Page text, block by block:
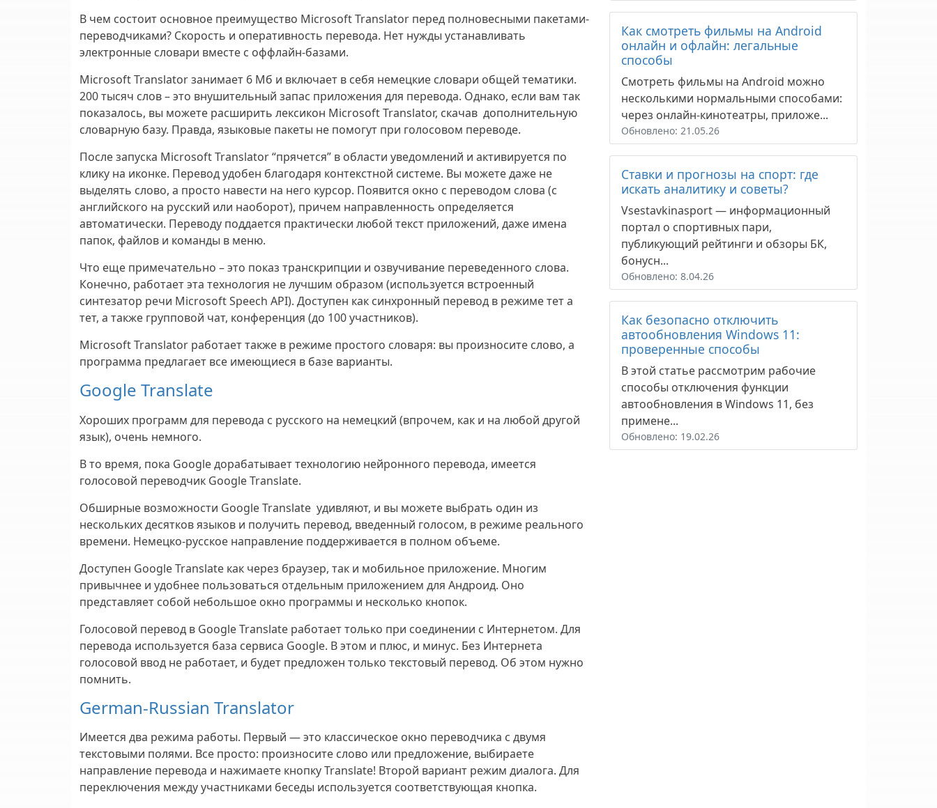
В чем состоит основное преимущество Microsoft Translator перед полновесными пакетами-
переводчиками? Скорость и оперативность перевода. Нет нужды устанавливать
электронные словари вместе с оффлайн-базами.
Microsoft Translator занимает 6 Мб и включает в себя немецкие словари общей тематики.
200 тысяч слов – это внушительный запас приложения для перевода. Однако, если вам так
показалось, вы можете расширить лексикон Microsoft Translator, скачав дополнительную
словарную базу. Правда, языковые пакеты не помогут при голосовом переводе.
После запуска Microsoft Translator “прячется” в области уведомлений и активируется по
клику на иконке. Перевод удобен благодаря контекстной системе. Вы можете даже не
выделять слово, а просто навести на него курсор. Появится окно с переводом слова (с
английского на русский или наоборот), причем направленность определяется
автоматически. Переводу поддается практически любой текст приложений, даже имена
папок, файлов и команды в меню.
Что еще примечательно – это показ транскрипции и озвучивание переведенного слова.
Конечно, работает эта технология не лучшим образом (используется встроенный
синтезатор речи Microsoft Speech API). Доступен как синхронный перевод в режиме тет а
тет, а также групповой чат, конференция (до 100 участников).
Microsoft Translator работает также в режиме простого словаря: вы произносите слово, а
программа предлагает все имеющиеся в базе варианты.
Google Translate
Хороших программ для перевода с русского на немецкий (впрочем, как и на любой другой
язык), очень немного.
В то время, пока Google дорабатывает технологию нейронного перевода, имеется
голосовой переводчик Google Translate.
Обширные возможности Google Translate удивляют, и вы можете выбрать один из
нескольких десятков языков и получить перевод, введенный голосом, в режиме реального
времени. Немецко-русское направление поддерживается в полном объеме.
Доступен Google Translate как через браузер, так и мобильное приложение. Многим
привычнее и удобнее пользоваться отдельным приложением для Андроид. Оно
представляет собой небольшое окно программы и несколько кнопок.
Голосовой перевод в Google Translate работает только при соединении с Интернетом. Для
перевода используется база сервиса Google. В этом и плюс, и минус. Без Интернета
голосовой ввод не работает, и будет предложен только текстовый перевод. Об этом нужно
помнить.
German-Russian Translator
Имеется два режима работы. Первый — это классическое окно переводчика с двумя
текстовыми полями. Все просто: произносите слово или предложение, выбираете
направление перевода и нажимаете кнопку Translate! Второй вариант режим диалога. Для
переключения между участниками беседы используется соответствующая кнопка.
Как смотреть фильмы на Android
онлайн и офлайн: легальные
способы
Смотреть фильмы на Android можно
несколькими нормальными способами:
через онлайн-кинотеатры, приложе...
Обновлено: 21.05.26
Ставки и прогнозы на спорт: где
искать аналитику и советы?
Vsestavkinasport — информационный
портал о спортивных пари,
публикующий рейтинги и обзоры БК,
бонусн...
Обновлено: 8.04.26
Как безопасно отключить
автообновления Windows 11:
проверенные способы
В этой статье рассмотрим рабочие
способы отключения функции
автообновления в Windows 11, без
примене...
Обновлено: 19.02.26